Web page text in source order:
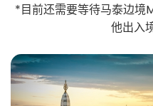
*目前还需要等待马泰边
他出入